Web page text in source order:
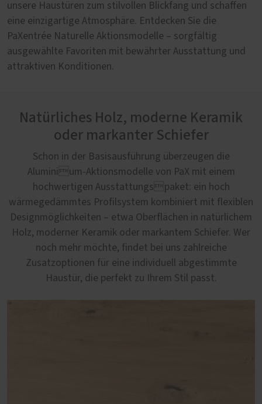
unsere Haustüren zum stilvollen Blickfang und schaffen
eine einzigartige Atmosphäre. Entdecken Sie die
PaXentrée Naturelle Aktionsmodelle – sorgfältig
ausgewählte Favoriten mit bewährter Ausstattung und
attraktiven Konditionen.
Natürliches Holz, moderne Keramik
oder markanter Schiefer
Schon in der Basisausführung überzeugen die
Aluminium-Aktionsmodelle von PaX mit einem
hochwertigen Ausstattungspaket: ein hoch
wärmegedämmtes Profilsystem kombiniert mit flexiblen
Designmöglichkeiten – etwa Oberflächen in natürlichem
Holz, moderner Keramik oder markantem Schiefer. Wer
noch mehr möchte, findet bei uns zahlreiche
Zusatzoptionen für eine individuell abgestimmte
Haustür, die perfekt zu Ihrem Stil passt.